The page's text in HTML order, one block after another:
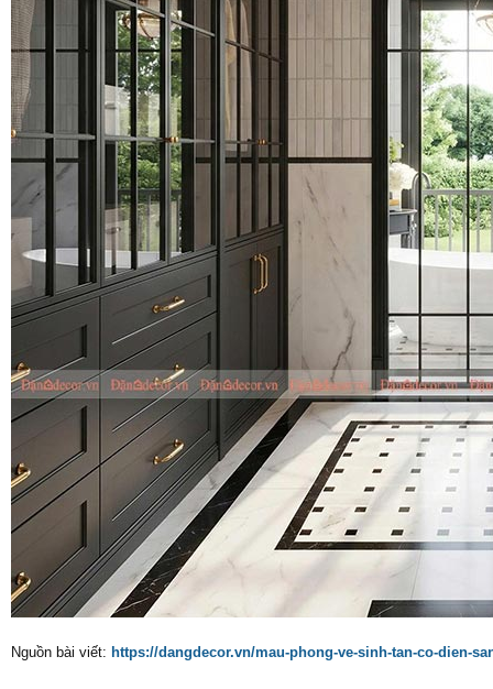
Nguồn bài viết: https://dangdecor.vn/mau-phong-ve-sinh-tan-co-dien-